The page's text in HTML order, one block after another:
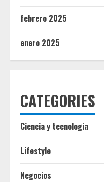
febrero 2025
enero 2025
CATEGORIES
Ciencia y tecnologia
Lifestyle
Negocios